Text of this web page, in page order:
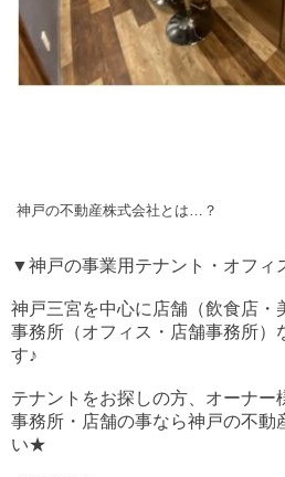
神戸の不動産株式会社とは…？
▼神戸の事業用テナント・オフィ
神戸三宮を中心に店舗（飲食店・
事務所（オフィス・店舗事務所）
す♪
テナントをお探しの方、オーナー
事務所・店舗の事なら神戸の不動
い★